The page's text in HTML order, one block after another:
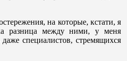
на которые, кстати, я
разница между ними, у меня
специалистов, стремящихся